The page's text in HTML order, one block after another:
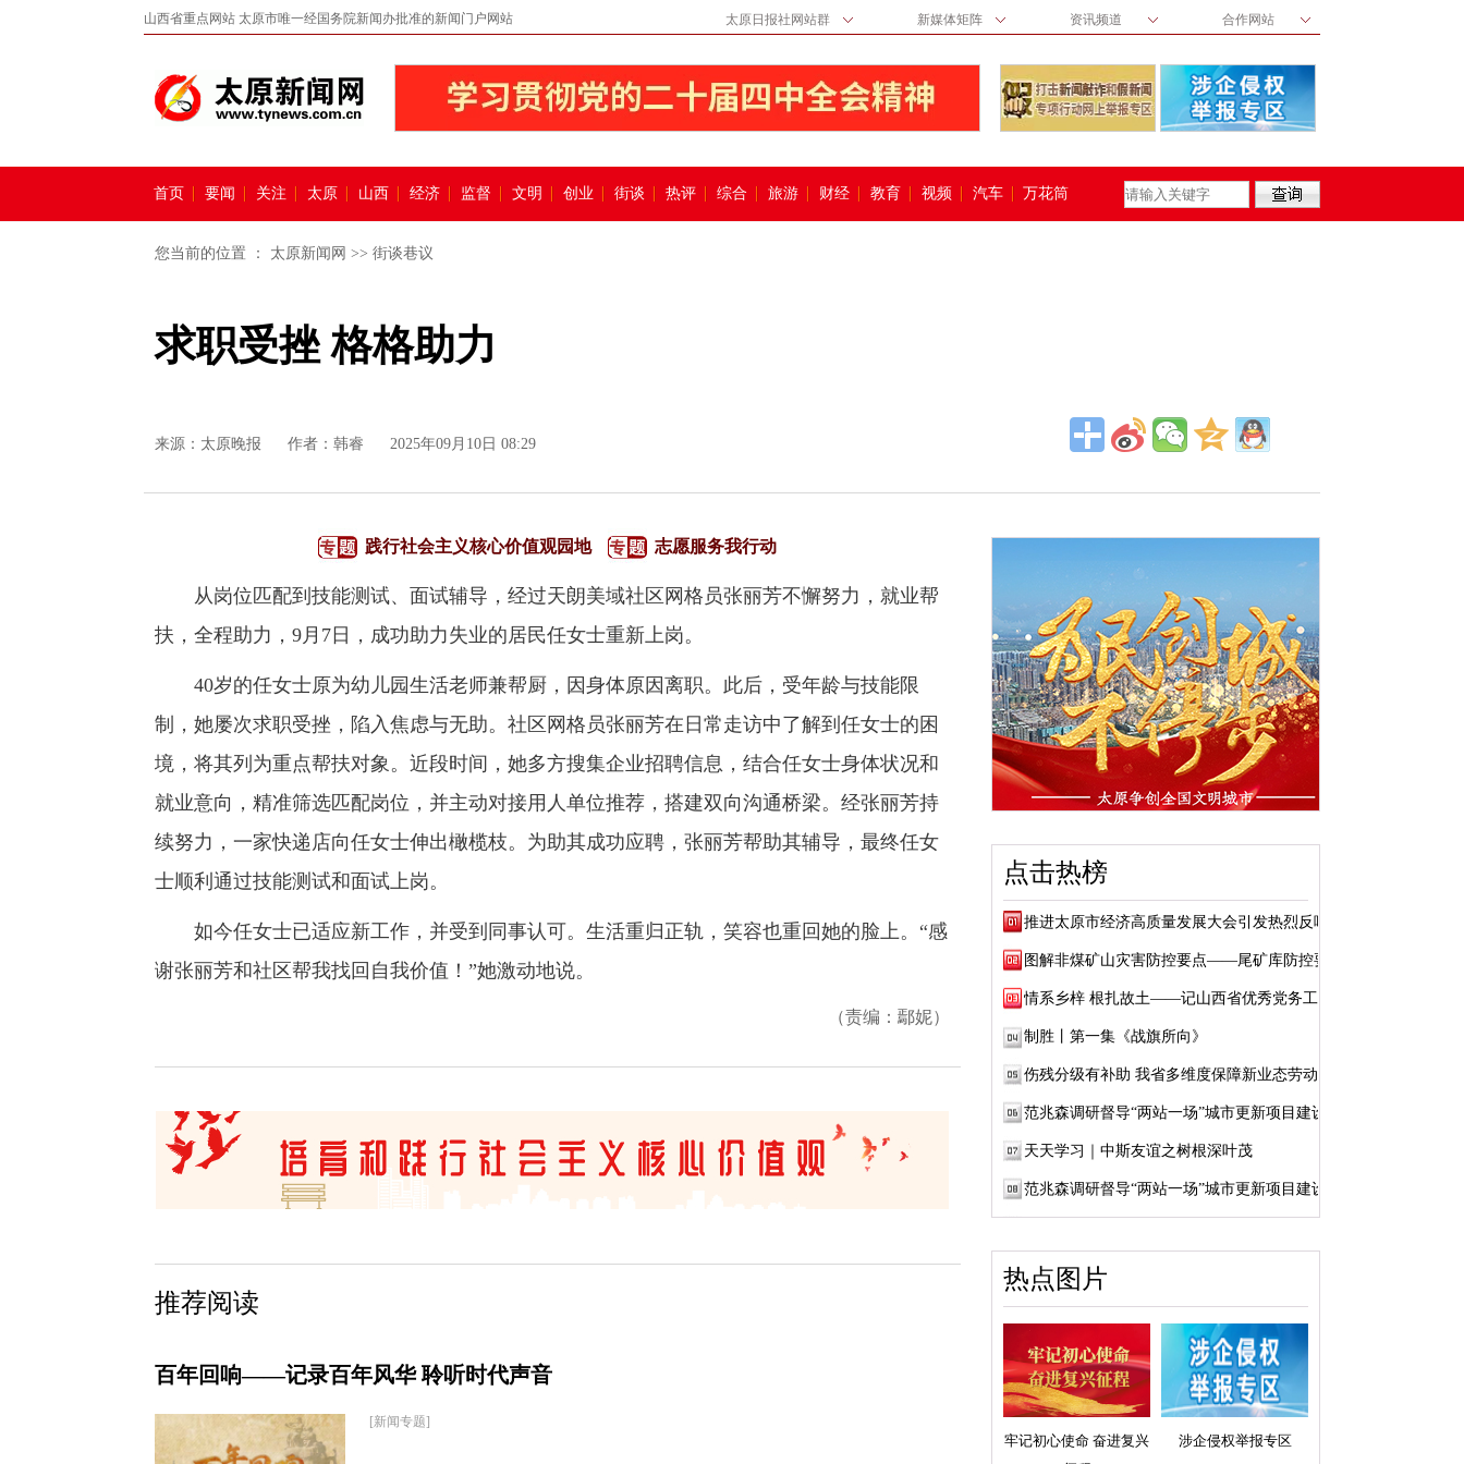
山西省重点网站 太原市唯一经国务院新闻办批准的新闻门户网站 太原日报社网站群 新媒体矩阵 资讯频道 合作网站
首页 要闻 关注 太原 山西 经济 监督 文明 创业 街谈 热评 综合 旅游 财经 教育 视频 汽车 万花筒
您当前的位置 ： 太原新闻网 >> 街谈巷议
求职受挫 格格助力
来源： 太原晚报 作者：韩睿 2025年09月10日 08:29
践行社会主义核心价值观园地 志愿服务我行动
从岗位匹配到技能测试、面试辅导，经过天朗美域社区网格员张丽芳不懈努力，就业帮
扶，全程助力，9月7日，成功助力失业的居民任女士重新上岗。
40岁的任女士原为幼儿园生活老师兼帮厨，因身体原因离职。此后，受年龄与技能限
制，她屡次求职受挫，陷入焦虑与无助。社区网格员张丽芳在日常走访中了解到任女士的困
境，将其列为重点帮扶对象。近段时间，她多方搜集企业招聘信息，结合任女士身体状况和
就业意向，精准筛选匹配岗位，并主动对接用人单位推荐，搭建双向沟通桥梁。经张丽芳持
续努力，一家快递店向任女士伸出橄榄枝。为助其成功应聘，张丽芳帮助其辅导，最终任女
士顺利通过技能测试和面试上岗。
如今任女士已适应新工作，并受到同事认可。生活重归正轨，笑容也重回她的脸上。“感
谢张丽芳和社区帮我找回自我价值！”她激动地说。
（责编：鄢妮）
推荐阅读
百年回响——记录百年风华 聆听时代声音
[新闻专题]
点击热榜
推进太原市经济高质量发展大会引发热烈反响
图解非煤矿山灾害防控要点——尾矿库防控要点
情系乡梓 根扎故土——记山西省优秀党务工作...
制胜丨第一集《战旗所向》
伤残分级有补助 我省多维度保障新业态劳动者...
范兆森调研督导“两站一场”城市更新项目建设
天天学习｜中斯友谊之树根深叶茂
范兆森调研督导“两站一场”城市更新项目建设
热点图片
牢记初心使命 奋进复兴
涉企侵权举报专区